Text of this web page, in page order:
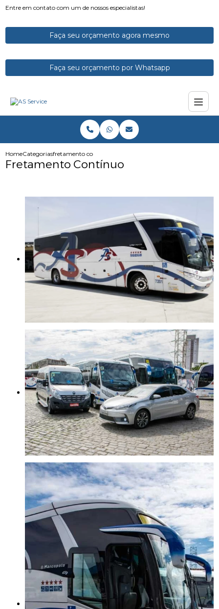
Entre em contato com um de nossos especialistas!
Faça seu orçamento agora mesmo
Faça seu orçamento por Whatsapp
HomeCategoriasfretamento continuo
Fretamento Contínuo